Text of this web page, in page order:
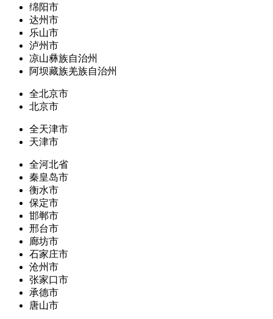
绵阳市
达州市
乐山市
泸州市
凉山彝族自治州
阿坝藏族羌族自治州
全北京市
北京市
全天津市
天津市
全河北省
秦皇岛市
衡水市
保定市
邯郸市
邢台市
廊坊市
石家庄市
沧州市
张家口市
承德市
唐山市